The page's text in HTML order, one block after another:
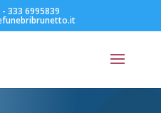
333 6995839